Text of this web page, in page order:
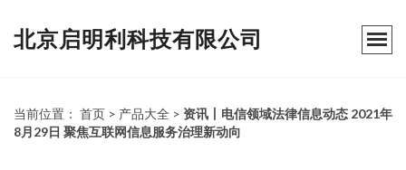
北京启明利科技有限公司
当前位置： 首页 > 产品大全 > 资讯丨电信领域法律信息动态 2021年
8月29日 聚焦互联网信息服务治理新动向